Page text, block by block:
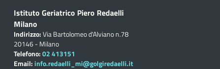
Istituto Geriatrico Piero Redaelli
Milano
Indirizzo:Via Bartolomeo d'Alviano n.78
20146 - Milano
Telefono:02 413151
Email: info.redaelli_mi@golgiredaelli.it